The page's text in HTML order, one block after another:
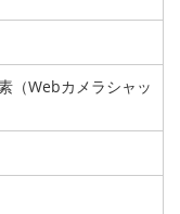
（Webカメラシャッ